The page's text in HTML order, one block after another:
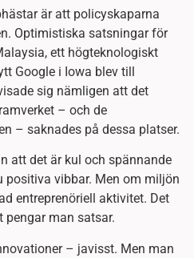
är att policyskaparna
Optimistiska satsningar för
ett högteknologiskt
Google i Iowa blev till
sig nämligen att det
– och de
– saknades på dessa platser.
att det är kul och spännande
positiva vibbar. Men om miljön
entreprenöriell aktivitet. Det
pengar man satsar.
– javisst. Men man